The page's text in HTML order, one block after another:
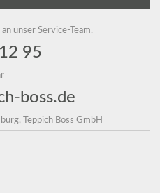
unser Service-Team.
95
boss.de
Teppich Boss GmbH